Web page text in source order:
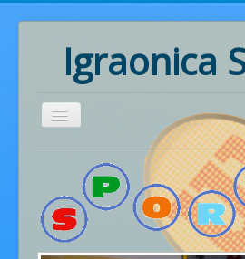
Igraonica
Rođendani
Pozivnice
Radionice